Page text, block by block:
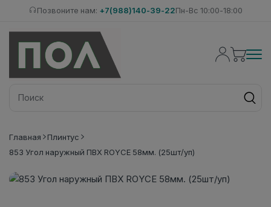
Позвоните нам: +7(988)140-39-22Пн-Вс 10:00-18:00
Главная
Плинтус
853 Угол наружный ПВХ ROYCE 58мм. (25шт/уп)